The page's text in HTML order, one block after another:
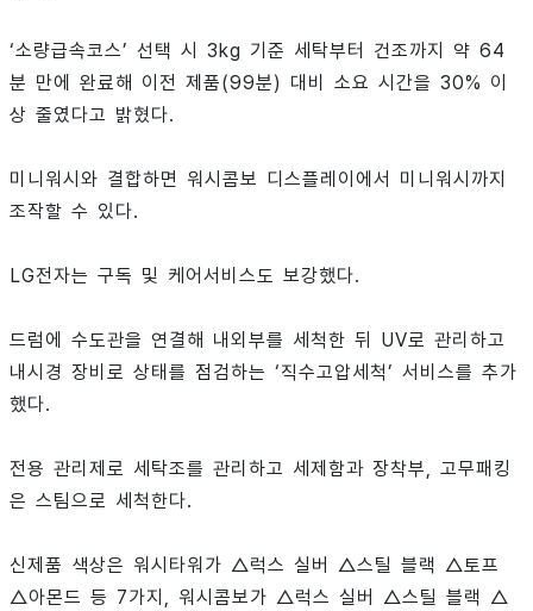
‘소량급속코스’ 선택 시 3kg 기준 세탁부터 건조까지 약 64
분 만에 완료해 이전 제품(99분) 대비 소요 시간을 30% 이
상 줄였다고 밝혔다.
미니워시와 결합하면 워시콤보 디스플레이에서 미니워시까지
조작할 수 있다.
LG전자는 구독 및 케어서비스도 보강했다.
드럼에 수도관을 연결해 내외부를 세척한 뒤 UV로 관리하고
내시경 장비로 상태를 점검하는 ‘직수고압세척’ 서비스를 추가
했다.
전용 관리제로 세탁조를 관리하고 세제함과 장착부, 고무패킹
은 스팀으로 세척한다.
신제품 색상은 워시타워가 △럭스 실버 △스틸 블랙 △토프
△아몬드 등 7가지, 워시콤보가 △럭스 실버 △스틸 블랙 △